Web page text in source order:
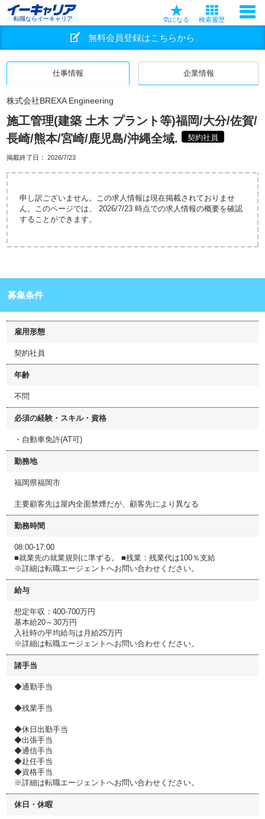
転職ならイーキャリア 気になる 検索履歴
無料会員登録はこちらから
仕事情報 企業情報
株式会社BREXA Engineering
施工管理(建築 土木 プラント等)福岡/大分/佐賀/
長崎/熊本/宮崎/鹿児島/沖縄全域.
契約社員
掲載終了日： 2026/7/23
申し訳ございません。この求人情報は現在掲載されておりませ
ん。このページでは、 2026/7/23 時点での求人情報の概要を確認
することができます。
募集条件
雇用形態
契約社員
年齢
不問
必須の経験・スキル・資格
・自動車免許(AT可)
勤務地
福岡県福岡市
主要顧客先は屋内全面禁煙だが、顧客先により異なる
勤務時間
08:00-17:00
■就業先の就業規則に準ずる。 ■残業：残業代は100％支給
※詳細は転職エージェントへお問い合わせください。
給与
想定年収：400-700万円
基本給20～30万円
入社時の平均給与は月給25万円
※詳細は転職エージェントへお問い合わせください。
諸手当
◆通勤手当
◆残業手当
◆休日出勤手当
◆出張手当
◆通信手当
◆赴任手当
◆資格手当
※詳細は転職エージェントへお問い合わせください。
休日・休暇